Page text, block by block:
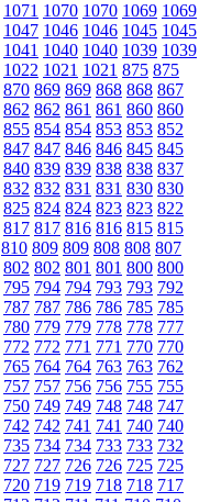
1071 1070 1070 1069 1069
1047 1046 1046 1045 1045
1041 1040 1040 1039 1039
1022 1021 1021 875 875
870 869 869 868 868 867
862 862 861 861 860 860
855 854 854 853 853 852
847 847 846 846 845 845
840 839 839 838 838 837
832 832 831 831 830 830
825 824 824 823 823 822
817 817 816 816 815 815
810 809 809 808 808 807
802 802 801 801 800 800
795 794 794 793 793 792
787 787 786 786 785 785
780 779 779 778 778 777
772 772 771 771 770 770
765 764 764 763 763 762
757 757 756 756 755 755
750 749 749 748 748 747
742 742 741 741 740 740
735 734 734 733 733 732
727 727 726 726 725 725
720 719 719 718 718 717